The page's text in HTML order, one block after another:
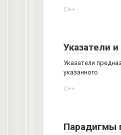
C++
Указатели
Указатели
указанного
C++
Парадигмы